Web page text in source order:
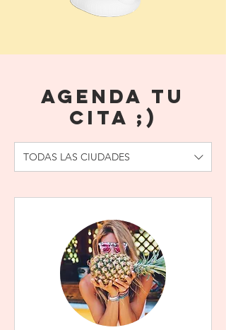
AGENDA TU
CITA ;)
TODAS LAS CIUDADES